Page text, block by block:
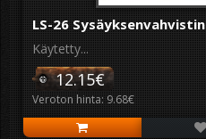
LS-26 Sysäyksenvahvistin
Käytetty...
12.15€
Veroton hinta: 9.68€